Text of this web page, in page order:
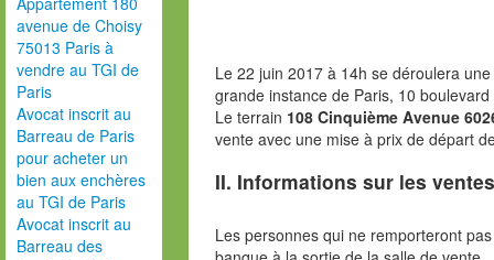
avenue de Choisy
75013 Paris à
vendre au TGI de
Paris
Avocat inscrit au
Barreau de Paris
pour acheter un
bien aux enchères
au TGI de Paris
Avocat inscrit au
Barreau des
Le 22 juin 2017 à 14h se déroulera
grande instance de Paris, 10
Le terrain 108 Cinquième Avenue
vente avec une mise à prix de départ
II. Informations sur les
Les personnes qui ne remporteront